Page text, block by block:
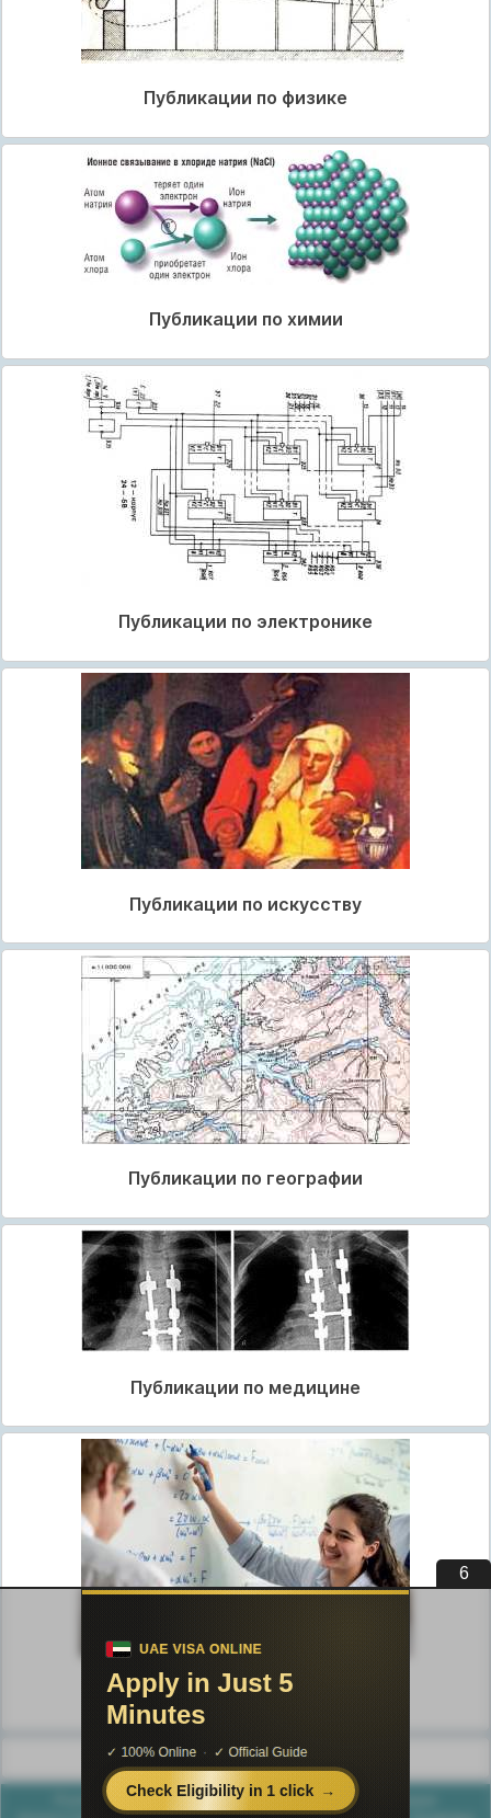
Публикации по физике
Публикации по химии
Публикации по электронике
Публикации по искусству
Публикации по географии
Публикации по медицине
Публикации по педагогике
Разделы публикаций
Poznayka.org - Познайка.Орг - 2016-2026 год. Материал
5